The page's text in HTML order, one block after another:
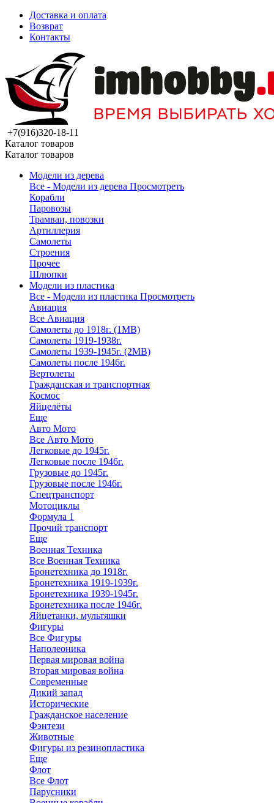
Доставка и оплата
Возврат
Контакты
+7(916)320-18-11
Каталог товаров
Каталог товаров
Модели из дерева
Все - Модели из дерева Просмотреть
Корабли
Паровозы
Трамваи, повозки
Артиллерия
Самолеты
Строения
Прочее
Шлюпки
Модели из пластика
Все - Модели из пластика Просмотреть
Авиация
Все Авиация
Самолеты до 1918г. (1МВ)
Самолеты 1919-1938г.
Самолеты 1939-1945г. (2МВ)
Самолеты после 1946г.
Вертолеты
Гражданская и транспортная
Космос
Яйцелёты
Еще
Авто Мото
Все Авто Мото
Легковые до 1945г.
Легковые после 1946г.
Грузовые до 1945г.
Грузовые после 1946г.
Спецтранспорт
Мотоциклы
Формула 1
Прочий транспорт
Еще
Военная Техника
Все Военная Техника
Бронетехника до 1918г.
Бронетехника 1919-1939г.
Бронетехника 1939-1945г.
Бронетехника после 1946г.
Яйцетанки, мультяшки
Фигуры
Все Фигуры
Наполеоника
Первая мировая война
Вторая мировая война
Современные
Дикий запад
Исторические
Гражданское население
Фэнтези
Животные
Фигуры из резинопластика
Еще
Флот
Все Флот
Парусники